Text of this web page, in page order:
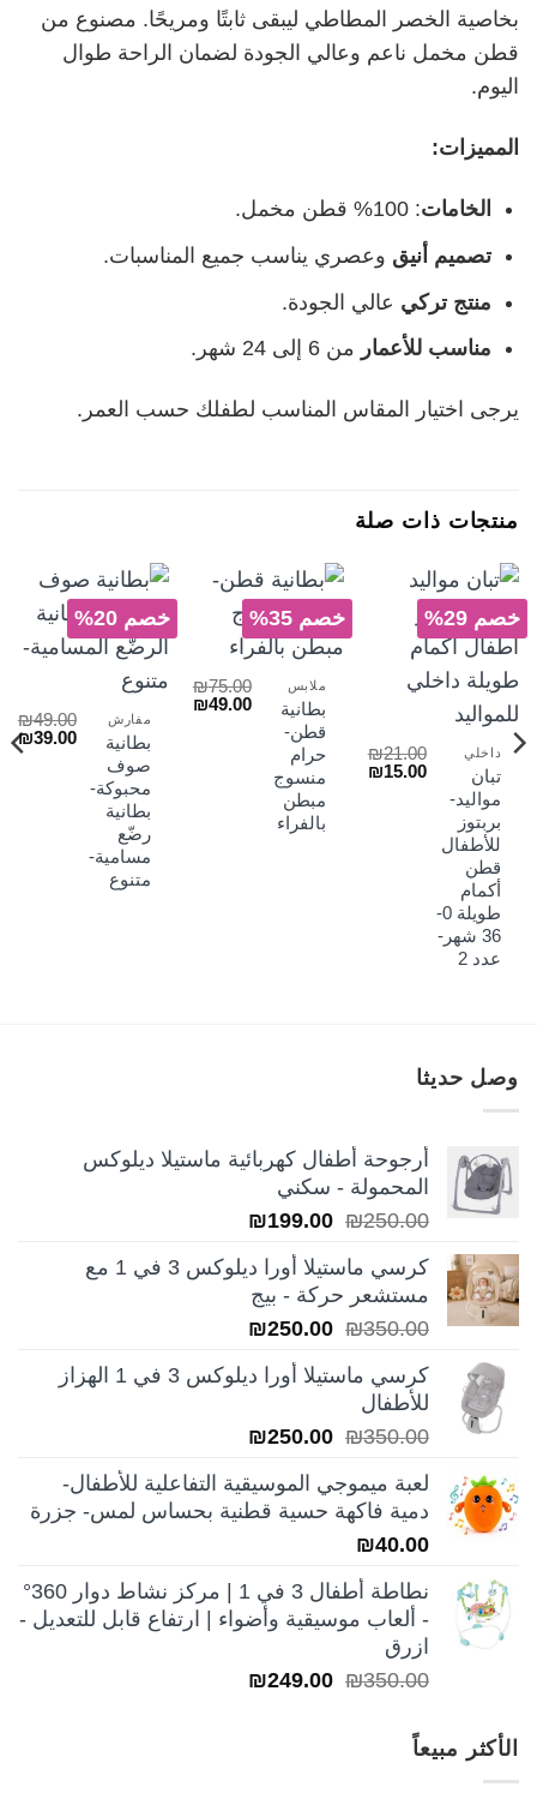
بخاصية الخصر المطاطي ليبقى ثابتًا ومريحًا. مصنوع من
قطن مخمل ناعم وعالي الجودة لضمان الراحة طوال
اليوم.
المميزات:
الخامات: 100% قطن مخمل.
تصميم أنيق وعصري يناسب جميع المناسبات.
منتج تركي عالي الجودة.
مناسب للأعمار من 6 إلى 24 شهر.
يرجى اختيار المقاس المناسب لطفلك حسب العمر.
منتجات ذات صلة
خصم 29%
داخلي
تبان
مواليد-
بربتوز
للأطفال
قطن
أكمام
طويلة 0-
36 شهر-
عدد 2
₪21.00
السعر₪15.00
الحالي
خصم 35%
ملابس
بطانية
قطن-
حرام
منسوج
مبطن
بالفراء
₪75.00
السعر₪49.00
الحالي
خصم 20%
مفارش
بطانية
صوف
محبوكة-
بطانية
رضّع
مسامية-
متنوع
₪49.00
السعر₪39.00
وصل حديثا
أرجوحة أطفال كهربائية ماستيلا ديلوكس
المحمولة - سكني
₪250.00
السعر
هو:
₪250.00.
₪199.00
هو:
كرسي ماستيلا أورا ديلوكس 3 في 1 مع
مستشعر حركة - بيج
₪350.00
السعر
هو:
₪250.00
هو:
كرسي ماستيلا أورا ديلوكس 3 في 1 الهزاز
للأطفال
₪350.00
السعر
هو:
₪350.00.
₪250.00
هو:
₪250.00.
لعبة ميموجي الموسيقية التفاعلية للأطفال-
دمية فاكهة حسية قطنية بحساس لمس- جزرة
₪40.00
نطاطة أطفال 3 في 1 | مركز نشاط دوار 360°
- ألعاب موسيقية وأضواء | ارتفاع قابل للتعديل -
ازرق
₪350.00
السعر ₪249.00
الأكثر مبيعاً